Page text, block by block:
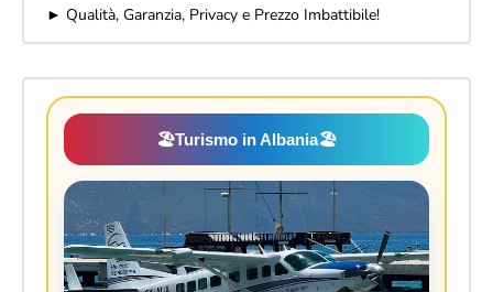
► Qualità, Garanzia, Privacy e Prezzo Imbattibile!
🏖️Turismo in Albania🏖️